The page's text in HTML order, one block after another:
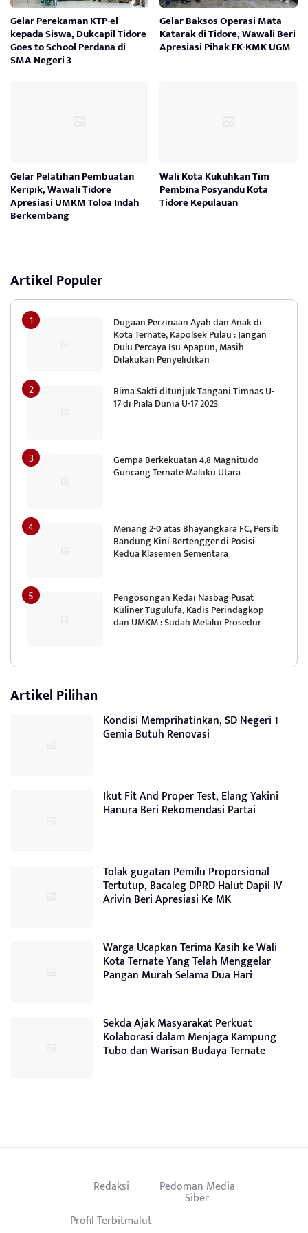
Gelar Perekaman KTP-el
kepada Siswa, Dukcapil Tidore
Goes to School Perdana di
SMA Negeri 3
Gelar Baksos Operasi Mata
Katarak di Tidore, Wawali Beri
Apresiasi Pihak FK-KMK UGM
Gelar Pelatihan Pembuatan
Keripik, Wawali Tidore
Apresiasi UMKM Toloa Indah
Berkembang
Wali Kota Kukuhkan Tim
Pembina Posyandu Kota
Tidore Kepulauan
Artikel Populer
Dugaan Perzinaan Ayah dan Anak di
Kota Ternate, Kapolsek Pulau : Jangan
Dulu Percaya Isu Apapun, Masih
Dilakukan Penyelidikan
Bima Sakti ditunjuk Tangani Timnas U-
17 di Piala Dunia U-17 2023
Gempa Berkekuatan 4,8 Magnitudo
Guncang Ternate Maluku Utara
Menang 2-0 atas Bhayangkara FC, Persib
Bandung Kini Bertengger di Posisi
Kedua Klasemen Sementara
Pengosongan Kedai Nasbag Pusat
Kuliner Tugulufa, Kadis Perindagkop
dan UMKM : Sudah Melalui Prosedur
Artikel Pilihan
Kondisi Memprihatinkan, SD Negeri 1
Gemia Butuh Renovasi
Ikut Fit And Proper Test, Elang Yakini
Hanura Beri Rekomendasi Partai
Tolak gugatan Pemilu Proporsional
Tertutup, Bacaleg DPRD Halut Dapil IV
Arivin Beri Apresiasi Ke MK
Warga Ucapkan Terima Kasih ke Wali
Kota Ternate Yang Telah Menggelar
Pangan Murah Selama Dua Hari
Sekda Ajak Masyarakat Perkuat
Kolaborasi dalam Menjaga Kampung
Tubo dan Warisan Budaya Ternate
Redaksi Pedoman Media
Siber
Profil Terbitmalut